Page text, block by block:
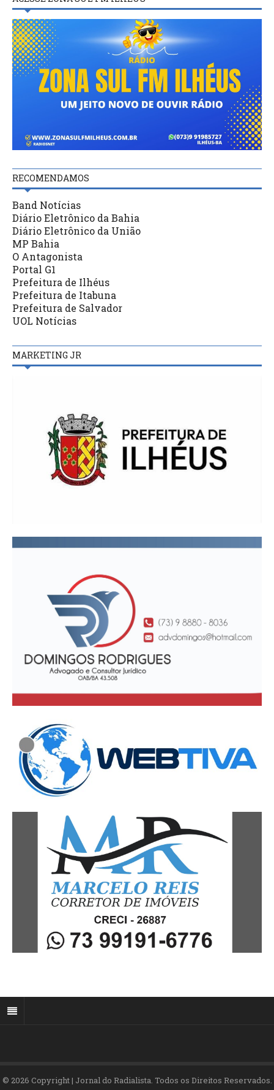
RECOMENDAMOS
Band Notícias
Diário Eletrônico da Bahia
Diário Eletrônico da União
MP Bahia
O Antagonista
Portal G1
Prefeitura de Ilhéus
Prefeitura de Itabuna
Prefeitura de Salvador
UOL Notícias
MARKETING JR
© 2026 Copyright | Jornal do Radialista. Todos os Direitos Reservados.